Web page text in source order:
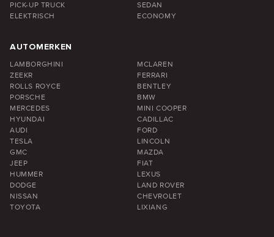
PICK-UP TRUCK
SEDAN
ELEKTRISCH
ECONOMY
AUTOMERKEN
LAMBORGHINI
MCLAREN
ZEEKR
FERRARI
ROLLS ROYCE
BENTLEY
PORSCHE
BMW
MERCEDES
MINI COOPER
HYUNDAI
CADILLAC
AUDI
FORD
TESLA
LINCOLN
GMC
MAZDA
JEEP
FIAT
HUMMER
LEXUS
DODGE
LAND ROVER
NISSAN
CHEVROLET
TOYOTA
LIXIANG